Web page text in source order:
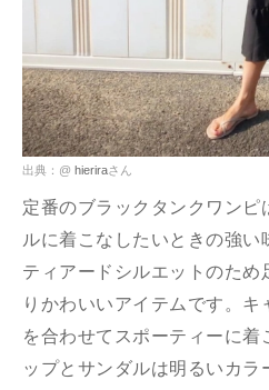
出典：@ hieriraさん
定番のブラックタンクワンピ
ルに着こなしたいときの強い
ティアードシルエットのため
りかわいいアイテムです。
を合わせてスポーティーに着
ップとサンダルは明るいカ